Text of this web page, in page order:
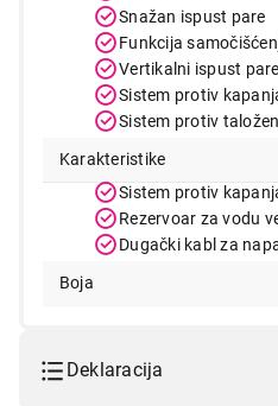
Snažan ispust pare
Funkcija
Vertikalni ispust
Sistem protiv
Sistem protiv
Karakteristike
Sistem protiv
Rezervoar za vodu
Dugački kabl za
Boja
Deklaracija